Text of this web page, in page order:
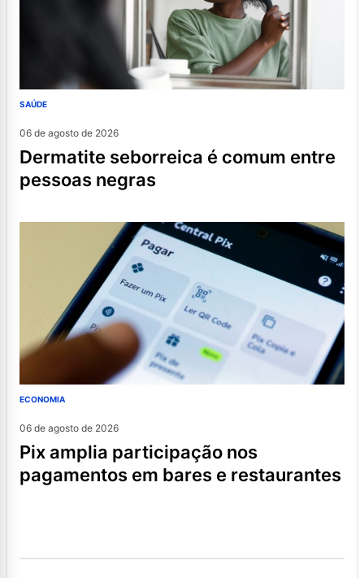
SAÚDE
06 de agosto de 2026
dermatite seborreica é comum entre
pessoas negras
ECONOMIA
06 de agosto de 2026
pix amplia participação nos
pagamentos em bares e restaurantes